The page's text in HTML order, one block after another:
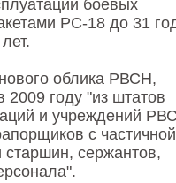
боевых
РС-18 до 31
облика РВСН,
2009 году "из штатов
и учреждений
с частичной
сержантов,